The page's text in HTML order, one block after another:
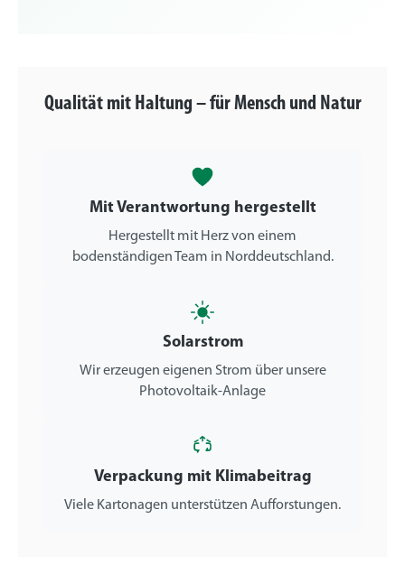
Qualität mit Haltung – für Mensch und Natur
Mit Verantwortung hergestellt
Hergestellt mit Herz von einem
bodenständigen Team in Norddeutschland.
Solarstrom
Wir erzeugen eigenen Strom über unsere
Photovoltaik-Anlage
Verpackung mit Klimabeitrag
Viele Kartonagen unterstützen Aufforstungen.